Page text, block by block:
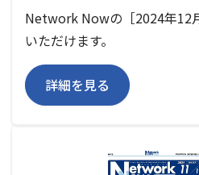
Network Nowの［2024年12
いただけます。
詳細を見る